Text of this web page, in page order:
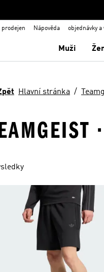
prodejen Nápověda objednávky
Muži
Hlavní stránka